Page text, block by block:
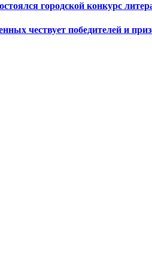
городской конкурс
чествует победителей и